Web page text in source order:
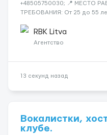
+48505750030; 📍 МЕСТО
ТРЕБОВАНИЯ: От 25 до 55
Мужчины (25-55 лет) язык:
ГРАФИК РАБОТЫ...
RBK Litva
Агентство
13 секунд назад
Вокалистки,
клубе.